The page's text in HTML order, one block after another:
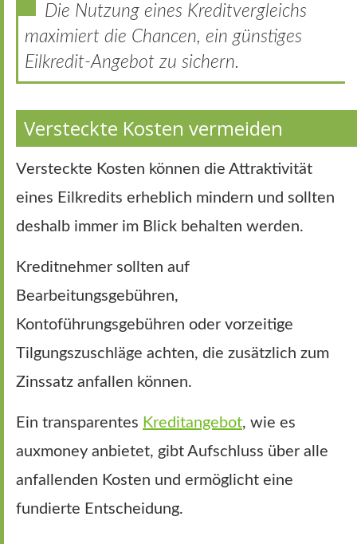
Die Nutzung eines Kreditvergleichs
maximiert die Chancen, ein günstiges
Eilkredit-Angebot zu sichern.
Versteckte Kosten vermeiden
Versteckte Kosten können die Attraktivität
eines Eilkredits erheblich mindern und sollten
deshalb immer im Blick behalten werden.
Kreditnehmer sollten auf
Bearbeitungsgebühren,
Kontoführungsgebühren oder vorzeitige
Tilgungszuschläge achten, die zusätzlich zum
Zinssatz anfallen können.
Ein transparentes Kreditangebot, wie es
auxmoney anbietet, gibt Aufschluss über alle
anfallenden Kosten und ermöglicht eine
fundierte Entscheidung.